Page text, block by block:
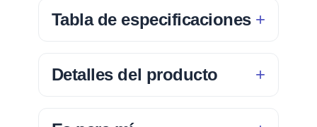
Tabla de especificaciones
Detalles del producto